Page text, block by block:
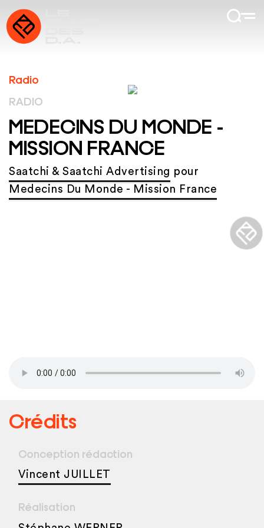
Radio
RADIO
MEDECINS DU MONDE -
MISSION FRANCE
Saatchi & Saatchi Advertising pour
Medecins Du Monde - Mission France
Crédits
Conception rédaction
Vincent JUILLET
Réalisation